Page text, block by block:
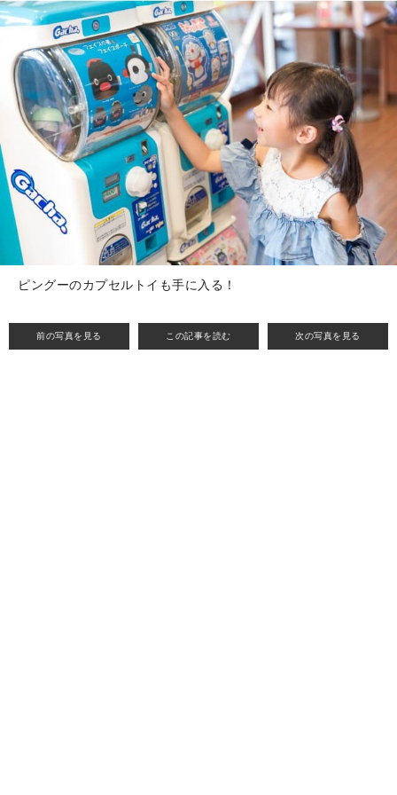
前の写真を見る この記事を読む 次の写真を見る
ピングーのカプセルトイも手に入る！